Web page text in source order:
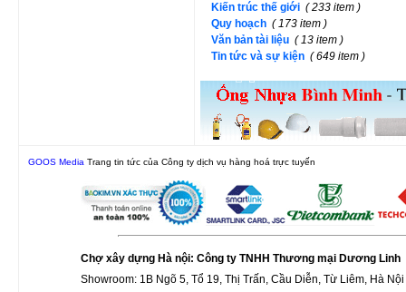
Kiến trúc thế giới ( 233 item )
Quy hoạch ( 173 item )
Văn bản tài liệu ( 13 item )
Tin tức và sự kiện ( 649 item )
GOOS Media Trang tin tức của Công ty dịch vụ hàng hoá trực tuyến
Chợ xây dựng Hà nội: Công ty TNHH Thương mại Dương Linh
Showroom: 1B Ngõ 5, Tổ 19, Thị Trấn, Cầu Diễn, Từ Liêm, Hà Nội